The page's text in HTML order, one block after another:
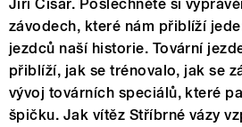
Jiří Císař. Poslechněte si
závodech, které nám přiblíží
jezdců naší historie. Tovární
přiblíží, jak se trénovalo, jak se
vývoj továrních speciálů, které
špičku. Jak vítěz Stříbrné vázy